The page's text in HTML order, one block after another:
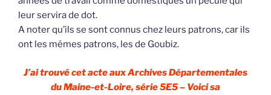
leur servira de dot.
A noter qu’ils se sont connus chez leurs patrons, car ils
ont les mêmes patrons, les de Goubiz.
J’ai trouvé cet acte aux Archives Départementales
du Maine-et-Loire, série 5E5 – Voici sa